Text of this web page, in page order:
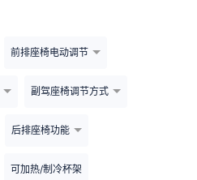
前排座椅电动调节
副驾座椅调节方式
后排座椅功能
可加热/制冷杯架